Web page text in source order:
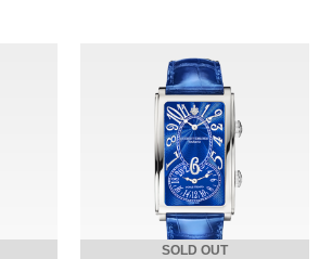
SOLD OUT